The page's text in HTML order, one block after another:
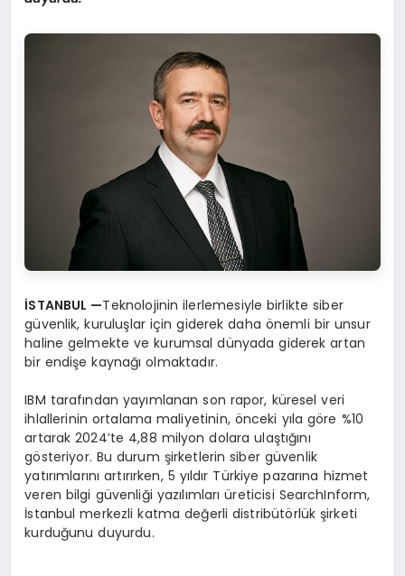
İSTANBUL —Teknolojinin ilerlemesiyle birlikte siber
güvenlik, kuruluşlar için giderek daha önemli bir unsur
haline gelmekte ve kurumsal dünyada giderek artan
bir endişe kaynağı olmaktadır.
IBM tarafından yayımlanan son rapor, küresel veri
ihlallerinin ortalama maliyetinin, önceki yıla göre %10
artarak 2024’te 4,88 milyon dolara ulaştığını
gösteriyor. Bu durum şirketlerin siber güvenlik
yatırımlarını artırırken, 5 yıldır Türkiye pazarına hizmet
veren bilgi güvenliği yazılımları üreticisi SearchInform,
İstanbul merkezli katma değerli distribütörlük şirketi
kurduğunu duyurdu.